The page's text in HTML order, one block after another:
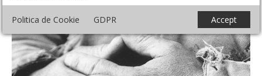
Politica de Cookie GDPR Accept